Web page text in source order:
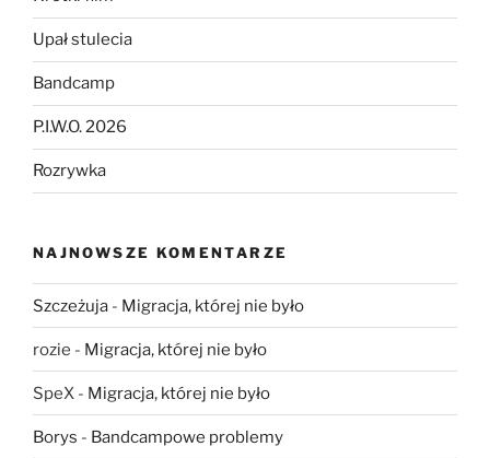
Upał stulecia
Bandcamp
P.I.W.O. 2026
Rozrywka
NAJNOWSZE KOMENTARZE
Szczeżuja - Migracja, której nie było
rozie - Migracja, której nie było
SpeX - Migracja, której nie było
Borys - Bandcampowe problemy